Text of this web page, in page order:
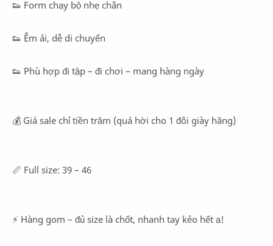
👟 Form chạy bộ nhẹ chân
👟 Êm ái, dễ di chuyển
👟 Phù hợp đi tập – đi chơi – mang hàng ngày
💰 Giá sale chỉ tiền trăm (quá hời cho 1 đôi giày hãng)
📏 Full size: 39 – 46
⚡ Hàng gom – đủ size là chốt, nhanh tay kẻo hết ạ!